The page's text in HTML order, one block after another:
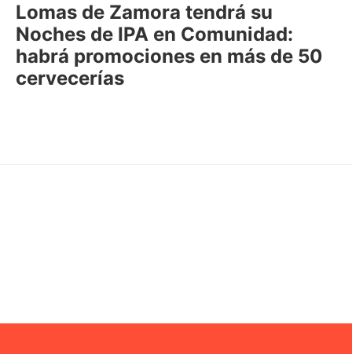
Lomas de Zamora tendrá su
Noches de IPA en Comunidad:
habrá promociones en más de 50
cervecerías